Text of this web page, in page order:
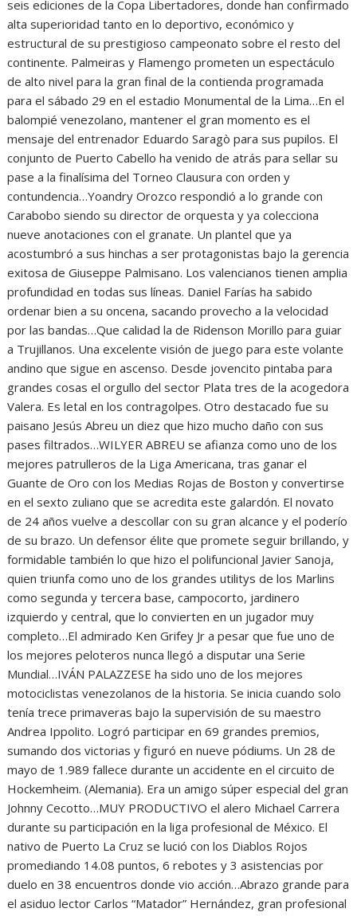
seis ediciones de la Copa Libertadores, donde han confirmado
alta superioridad tanto en lo deportivo, económico y
estructural de su prestigioso campeonato sobre el resto del
continente. Palmeiras y Flamengo prometen un espectáculo
de alto nivel para la gran final de la contienda programada
para el sábado 29 en el estadio Monumental de la Lima…En el
balompié venezolano, mantener el gran momento es el
mensaje del entrenador Eduardo Saragò para sus pupilos. El
conjunto de Puerto Cabello ha venido de atrás para sellar su
pase a la finalísima del Torneo Clausura con orden y
contundencia…Yoandry Orozco respondió a lo grande con
Carabobo siendo su director de orquesta y ya colecciona
nueve anotaciones con el granate. Un plantel que ya
acostumbró a sus hinchas a ser protagonistas bajo la gerencia
exitosa de Giuseppe Palmisano. Los valencianos tienen amplia
profundidad en todas sus líneas. Daniel Farías ha sabido
ordenar bien a su oncena, sacando provecho a la velocidad
por las bandas…Que calidad la de Ridenson Morillo para guiar
a Trujillanos. Una excelente visión de juego para este volante
andino que sigue en ascenso. Desde jovencito pintaba para
grandes cosas el orgullo del sector Plata tres de la acogedora
Valera. Es letal en los contragolpes. Otro destacado fue su
paisano Jesús Abreu un diez que hizo mucho daño con sus
pases filtrados…WILYER ABREU se afianza como uno de los
mejores patrulleros de la Liga Americana, tras ganar el
Guante de Oro con los Medias Rojas de Boston y convertirse
en el sexto zuliano que se acredita este galardón. El novato
de 24 años vuelve a descollar con su gran alcance y el poderío
de su brazo. Un defensor élite que promete seguir brillando, y
formidable también lo que hizo el polifuncional Javier Sanoja,
quien triunfa como uno de los grandes utilitys de los Marlins
como segunda y tercera base, campocorto, jardinero
izquierdo y central, que lo convierten en un jugador muy
completo…El admirado Ken Grifey Jr a pesar que fue uno de
los mejores peloteros nunca llegó a disputar una Serie
Mundial…IVÁN PALAZZESE ha sido uno de los mejores
motociclistas venezolanos de la historia. Se inicia cuando solo
tenía trece primaveras bajo la supervisión de su maestro
Andrea Ippolito. Logró participar en 69 grandes premios,
sumando dos victorias y figuró en nueve pódiums. Un 28 de
mayo de 1.989 fallece durante un accidente en el circuito de
Hockemheim. (Alemania). Era un amigo súper especial del gran
Johnny Cecotto…MUY PRODUCTIVO el alero Michael Carrera
durante su participación en la liga profesional de México. El
nativo de Puerto La Cruz se lució con los Diablos Rojos
promediando 14.08 puntos, 6 rebotes y 3 asistencias por
duelo en 38 encuentros donde vio acción…Abrazo grande para
el asiduo lector Carlos “Matador” Hernández, gran profesional